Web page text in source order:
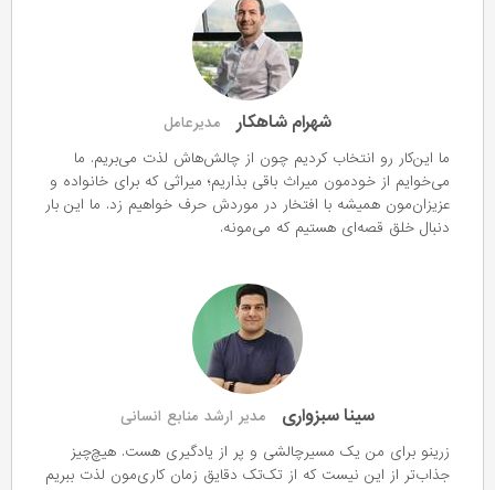
شهرام شاهکار
مدیرعامل
ما این‌کار رو انتخاب کردیم چون از چالش‌هاش لذت می‌بریم. ما
می‌خوایم از خودمون میراث باقی بذاریم؛ میراثی که برای خانواده و
عزیزان‌مون همیشه با افتخار در موردش حرف خواهیم زد. ما این بار
دنبال خلق قصه‌ای هستیم که می‌مونه.
سینا سبزواری
مدیر ارشد منابع انسانی
زرینو برای من یک مسیرچالشی و پر از یادگیری هست. هیچ‌چیز
جذاب‌تر از این نیست که از تک‌تک دقایق زمان کاری‌مون لذت ببریم